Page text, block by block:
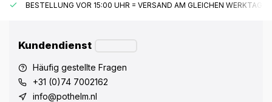
BESTELLUNG VOR 15:00 UHR = VERSAND AM GLEICHEN WERKTAG*
Kundendienst
Häufig gestellte Fragen
+31 (0)74 7002162
info@pothelm.nl